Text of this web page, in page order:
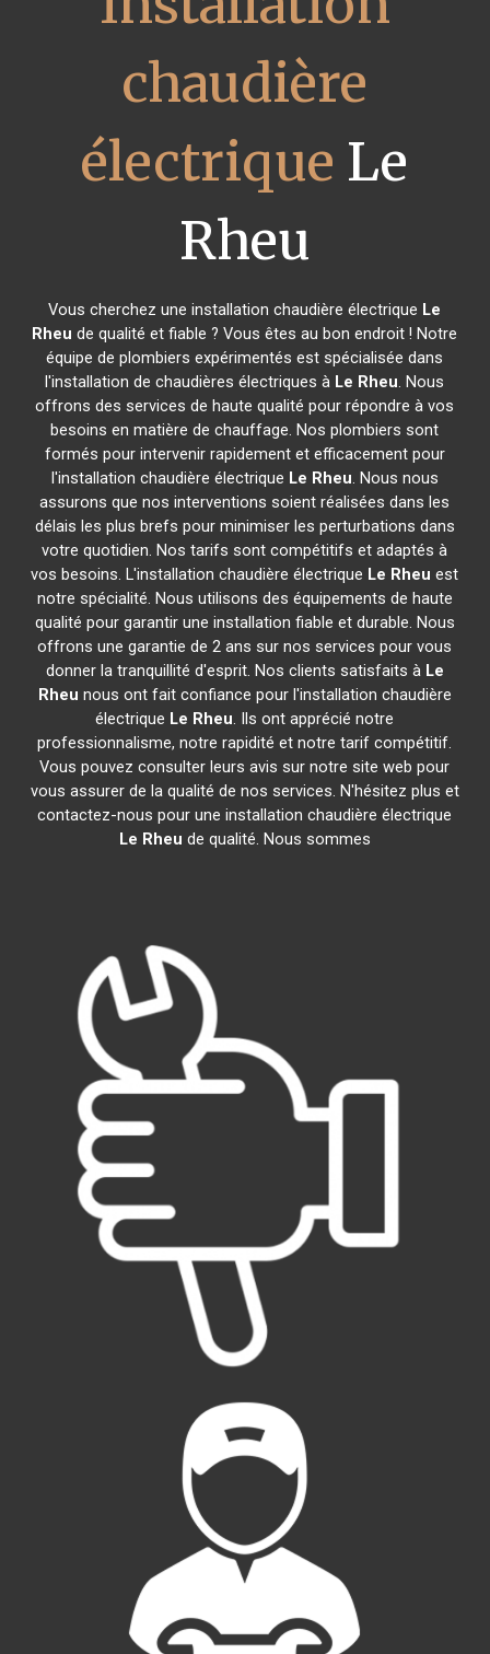
chaudière
électrique Le
Rheu
Vous cherchez une installation chaudière électrique Le
Rheu de qualité et fiable ? Vous êtes au bon endroit ! Notre
équipe de plombiers expérimentés est spécialisée dans
l'installation de chaudières électriques à Le Rheu. Nous
offrons des services de haute qualité pour répondre à vos
besoins en matière de chauffage. Nos plombiers sont
formés pour intervenir rapidement et efficacement pour
l'installation chaudière électrique Le Rheu. Nous nous
assurons que nos interventions soient réalisées dans les
délais les plus brefs pour minimiser les perturbations dans
votre quotidien. Nos tarifs sont compétitifs et adaptés à
vos besoins. L'installation chaudière électrique Le Rheu est
notre spécialité. Nous utilisons des équipements de haute
qualité pour garantir une installation fiable et durable. Nous
offrons une garantie de 2 ans sur nos services pour vous
donner la tranquillité d'esprit. Nos clients satisfaits à Le
Rheu nous ont fait confiance pour l'installation chaudière
électrique Le Rheu. Ils ont apprécié notre
professionnalisme, notre rapidité et notre tarif compétitif.
Vous pouvez consulter leurs avis sur notre site web pour
vous assurer de la qualité de nos services. N'hésitez plus et
contactez-nous pour une installation chaudière électrique
Le Rheu de qualité. Nous sommes